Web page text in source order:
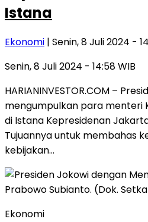
Istana
Ekonomi | Senin, 8 Juli 2024 -
Senin, 8 Juli 2024 - 14:58 WIB
HARIANINVESTOR.COM –
mengumpulkan para menteri
di Istana Kepresidenan
Tujuannya untuk membahas
kebijakan…
Ekonomi